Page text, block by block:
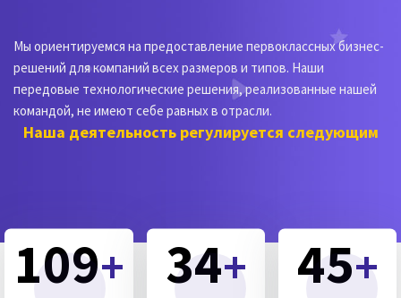
Мы ориентируемся на предоставление первоклассных бизнес-
решений для компаний всех размеров и типов. Наши
передовые технологические решения, реализованные нашей
командой, не имеют себе равных в отрасли.
Наша деятельность регулируется следующим
109+ 34+ 45+